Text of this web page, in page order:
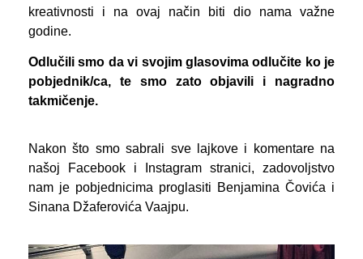
kreativnosti i na ovaj način biti dio nama važne
godine.
Odlučili smo da vi svojim glasovima odlučite ko je
pobjednik/ca, te smo zato objavili i nagradno
takmičenje.
Nakon što smo sabrali sve lajkove i komentare na
našoj Facebook i Instagram stranici, zadovoljstvo
nam je pobjednicima proglasiti Benjamina Čovića i
Sinana Džaferovića Vaajpu.